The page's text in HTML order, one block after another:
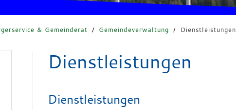
& Gemeinderat / Gemeindeverwaltung / Dienstleistungen
Dienstleistungen
Dienstleistungen